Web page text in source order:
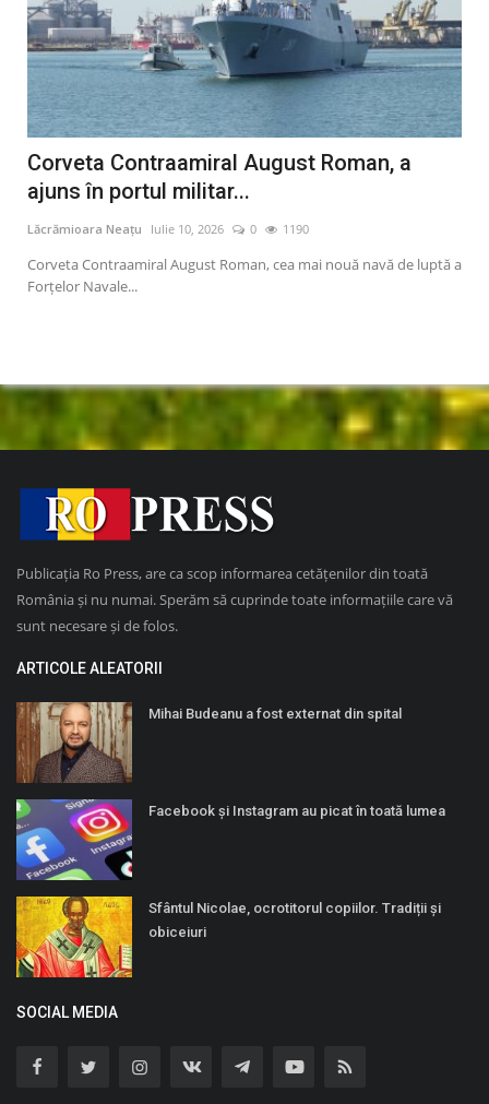
Corveta Contraamiral August Roman, a
ajuns în portul militar...
Lăcrămioara Neațu Iulie 10, 2026 0 1190
Corveta Contraamiral August Roman, cea mai nouă navă de luptă a
Forțelor Navale...
Publicația Ro Press, are ca scop informarea cetățenilor din toată
România și nu numai. Sperăm să cuprinde toate informațiile care vă
sunt necesare și de folos.
ARTICOLE ALEATORII
Mihai Budeanu a fost externat din spital
Facebook și Instagram au picat în toată lumea
Sfântul Nicolae, ocrotitorul copiilor. Tradiții și
obiceiuri
SOCIAL MEDIA